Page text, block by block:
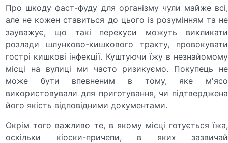
Про шкоду фаст-фуду для організму чули майже всі,
але не кожен ставиться до цього із розумінням та не
зауважує, що такі перекуси можуть викликати
розлади шлунково-кишкового тракту, провокувати
гострі кишкові інфекції. Куштуючи їжу в незнайомому
місці на вулиці ми часто ризикуємо. Покупець не
може бути впевненим в тому, яке м'ясо
використовували для приготування, чи підтверджена
його якість відповідними документами.
Окрім того важливо те, в якому місці готується їжа,
оскільки кіоски-причепи, в яких зазвичай